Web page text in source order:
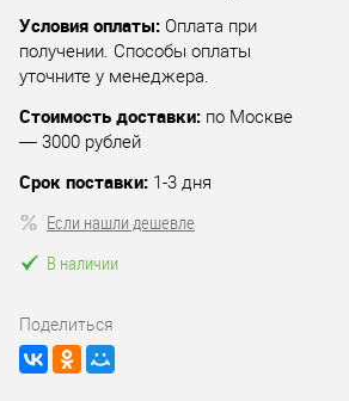
Условия оплаты: Оплата при
получении. Способы оплаты
уточните у менеджера.
Стоимость доставки: по Москве
— 3000 рублей
Срок поставки: 1-3 дня
Если нашли дешевле
В наличии
Поделиться